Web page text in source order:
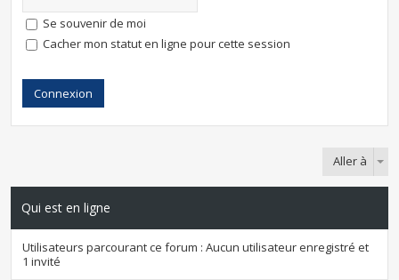
Se souvenir de moi
Cacher mon statut en ligne pour cette session
Aller à
Qui est en ligne
Utilisateurs parcourant ce forum : Aucun utilisateur enregistré et
1 invité